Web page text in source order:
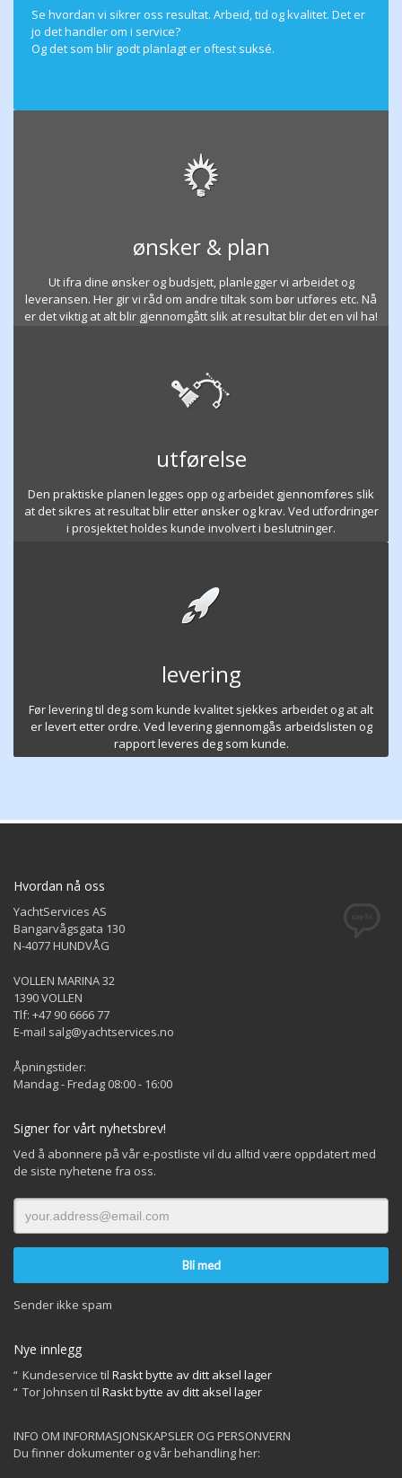
Se hvordan vi sikrer oss resultat. Arbeid, tid og kvalitet. Det er
jo det handler om i service?
Og det som blir godt planlagt er oftest suksé.
ønsker & plan
Ut ifra dine ønsker og budsjett, planlegger vi arbeidet og
leveransen. Her gir vi råd om andre tiltak som bør utføres etc. Nå
er det viktig at alt blir gjennomgått slik at resultat blir det en vil ha!
utførelse
Den praktiske planen legges opp og arbeidet gjennomføres slik
at det sikres at resultat blir etter ønsker og krav. Ved utfordringer
i prosjektet holdes kunde involvert i beslutninger.
levering
Før levering til deg som kunde kvalitet sjekkes arbeidet og at alt
er levert etter ordre. Ved levering gjennomgås arbeidslisten og
rapport leveres deg som kunde.
Hvordan nå oss
YachtServices AS
Bangarvågsgata 130
N-4077 HUNDVÅG
VOLLEN MARINA 32
1390 VOLLEN
Tlf: +47 90 6666 77
E-mail salg@yachtservices.no
Åpningstider:
Mandag - Fredag 08:00 - 16:00
Signer for vårt nyhetsbrev!
Ved å abonnere på vår e-postliste vil du alltid være oppdatert med
de siste nyhetene fra oss.
Sender ikke spam
Nye innlegg
Kundeservice til Raskt bytte av ditt aksel lager
Tor Johnsen til Raskt bytte av ditt aksel lager
INFO OM INFORMASJONSKAPSLER OG PERSONVERN
Du finner dokumenter og vår behandling her: